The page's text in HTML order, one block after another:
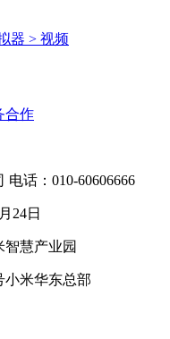
器 > 视频
合作
话：010-60606666
24日
慧产业园
小米华东总部